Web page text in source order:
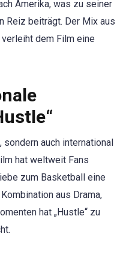
Amerika, was zu seiner
Reiz beiträgt. Der Mix aus
dem Film eine
sondern auch international
hat weltweit Fans
zum Basketball eine
aus Drama,
hat „Hustle“ zu